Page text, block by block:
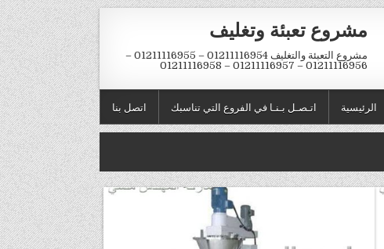
مشروع تعبئة وتغليف
مشروع التعبئة والتغليف 01211116954 – 01211116955 –
01211116956 – 01211116957 – 01211116958
اتصل بنا اتـصـل بـنـا في الفروع التي تناسبك الرئيسية